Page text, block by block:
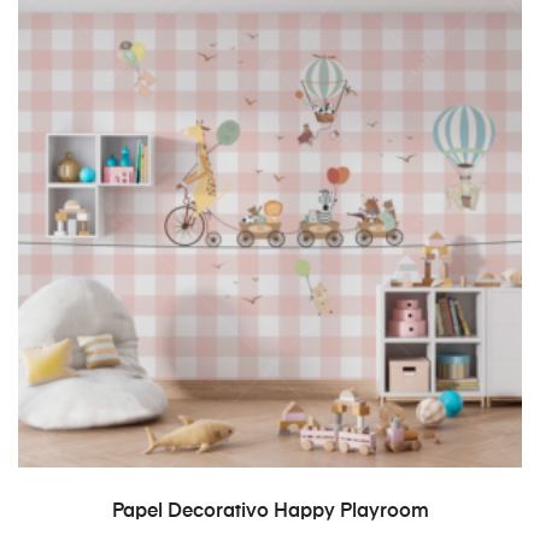
READ MORE
Papel Decorativo Happy Playroom